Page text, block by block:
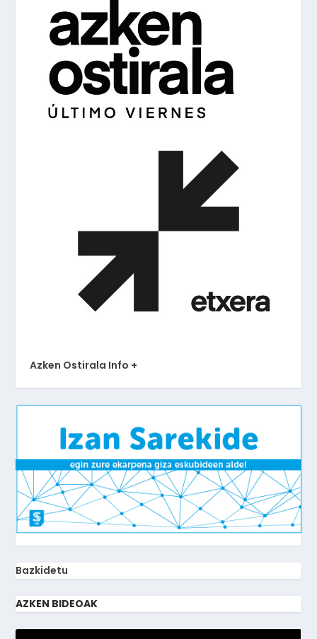
Azken Ostirala Info +
Bazkidetu
AZKEN BIDEOAK